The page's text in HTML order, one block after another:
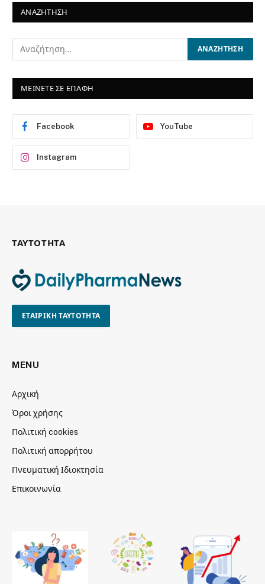
ΑΝΑΖΗΤΗΣΗ
ΜΕΙΝΕΤΕ ΣΕ ΕΠΑΦΗ
Facebook YouTube
Instagram
ΤΑΥΤΟΤΗΤΑ
ΕΤΑΙΡΙΚΗ ΤΑΥΤΟΤΗΤΑ
MENU
Αρχική
Όροι χρήσης
Πολιτική cookies
Πολιτική απορρήτου
Πνευματική Ιδιοκτησία
Επικοινωνία